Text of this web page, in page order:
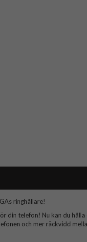
ringhållare!
din telefon! Nu kan du
och mer räckvidd